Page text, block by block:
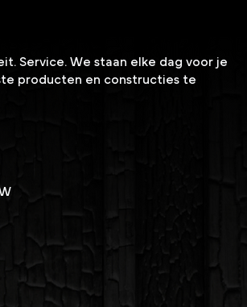
Service. We staan elke dag voor je
producten en constructies te